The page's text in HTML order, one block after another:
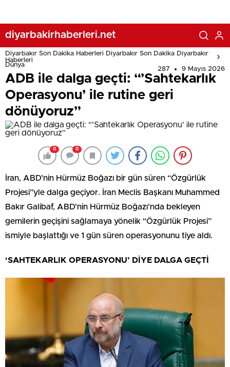
diyarbakirhaberleri.net
Diyarbakır Son Dakika Haberleri Diyarbakır Son Dakika Diyarbakır
Haberleri
Dünya
287 9 Mayıs 2026
ADB ile dalga geçti: “’Sahtekarlık
Operasyonu’ ile rutine geri
dönüyoruz”
0 0
İran, ABD’nin Hürmüz Boğazı bir gün süren “Özgürlük
Projesi”yle dalga geçiyor. İran Meclis Başkanı Muhammed
Bakır Galibaf, ABD’nin Hürmüz Boğazı’nda bekleyen
gemilerin geçişini sağlamaya yönelik “Özgürlük Projesi”
ismiyle başlattığı ve 1 gün süren operasyonunu tiye aldı.
‘SAHTEKARLIK OPERASYONU’ DİYE DALGA GEÇTİ